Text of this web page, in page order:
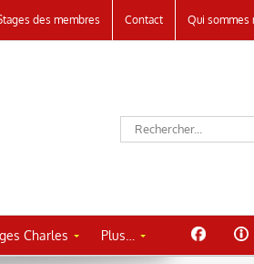
des membres Contact Qui sommes
Rechercher:
Charles Plus…